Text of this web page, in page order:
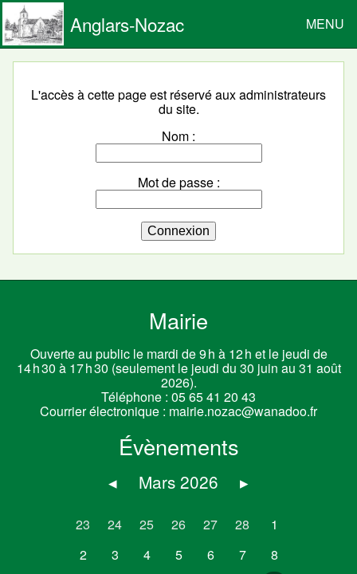
Anglars-Nozac MENU
L'accès à cette page est réservé aux administrateurs
du site.
Nom
Mot de passe
Connexion
Mairie
Ouverte au public le mardi de 9 h à 12 h et le jeudi de
14 h 30 à 17 h 30 (seulement le jeudi du 30 juin au 31 août
2026).
Téléphone : 05 65 41 20 43
Courrier électronique : mairie.nozac@wanadoo.fr
Évènements
◂ Mars 2026 ▸
23 24 25 26 27 28
1
2
3 4 5 6 7
8